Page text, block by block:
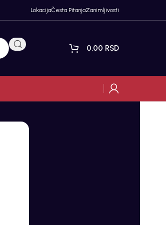
LokacijaČesta PitanjaZanimljivosti
0.00 RSD